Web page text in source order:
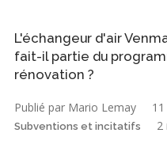
L'échangeur d'air
fait-il partie du
rénovation ?
Publié par Mario Lemay
Subventions et incitatifs 2